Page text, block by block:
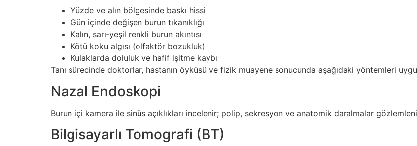
Yüzde ve alın bölgesinde baskı hissi
Gün içinde değişen burun tıkanıklığı
Kalın, sarı‑yeşil renkli burun akıntısı
Kötü koku algısı (olfaktör bozukluk)
Kulaklarda doluluk ve hafif işitme kaybı
Tanı sürecinde doktorlar, hastanın öyküsü ve fizik muayene sonucunda aşağıdaki yöntemleri
Nazal Endoskopi
Burun içi kamera ile sinüs açıklıkları incelenir; polip, sekresyon ve anatomik daralmalar
Bilgisayarlı Tomografi (BT)